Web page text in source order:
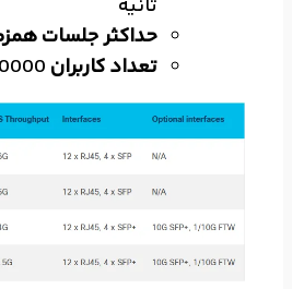
ثانیه
حداکثر جلسات
تعداد کاربران VPN: